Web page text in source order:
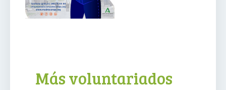
Más voluntariados